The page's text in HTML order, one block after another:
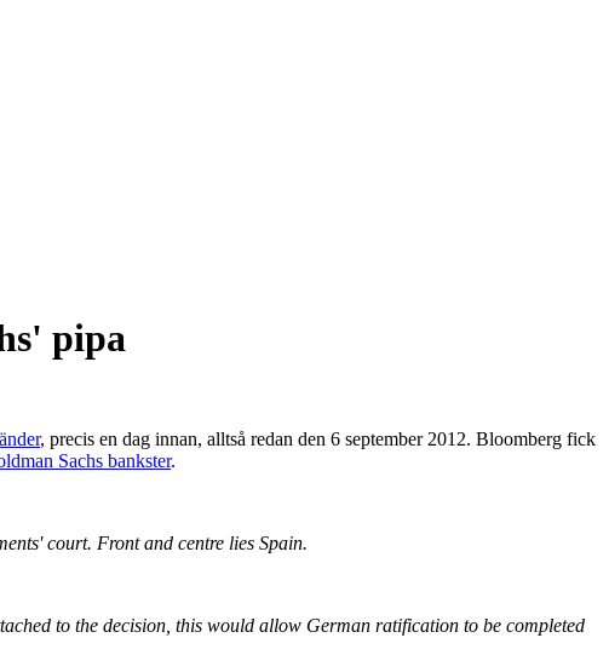
pipa
, precis en dag innan, alltså redan den 6 september 2012. Bloomberg fick
Sachs bankster.
court. Front and centre lies Spain.
to the decision, this would allow German ratification to be completed